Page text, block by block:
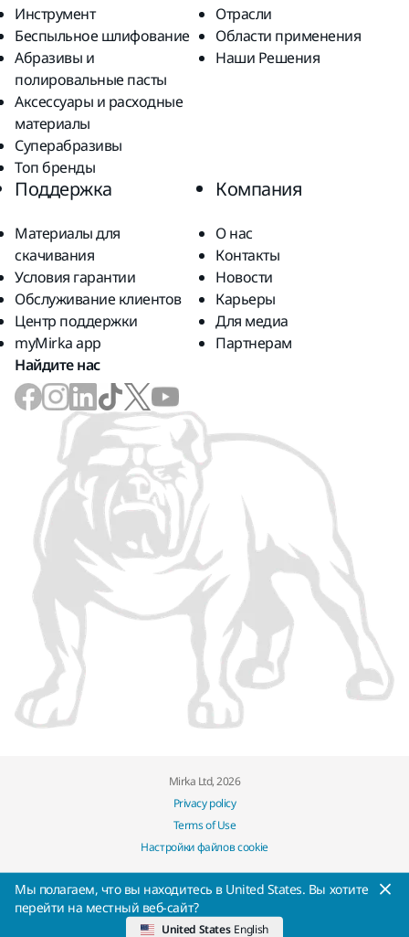
Инструмент
Беспыльное шлифование
Абразивы и
полировальные пасты
Аксессуары и расходные
материалы
Суперабразивы
Топ бренды
Отрасли
Области применения
Наши Решения
Поддержка
Материалы для
скачивания
Условия гарантии
Обслуживание клиентов
Центр поддержки
myMirka app
Компания
О нас
Контакты
Новости
Карьеры
Для медиа
Партнерам
Найдите нас
Mirka Ltd, 2026
Privacy policy
Terms of Use
Настройки файлов cookie
Мы полагаем, что вы находитесь в United States. Вы хотите
перейти на местный веб-сайт?
United States English